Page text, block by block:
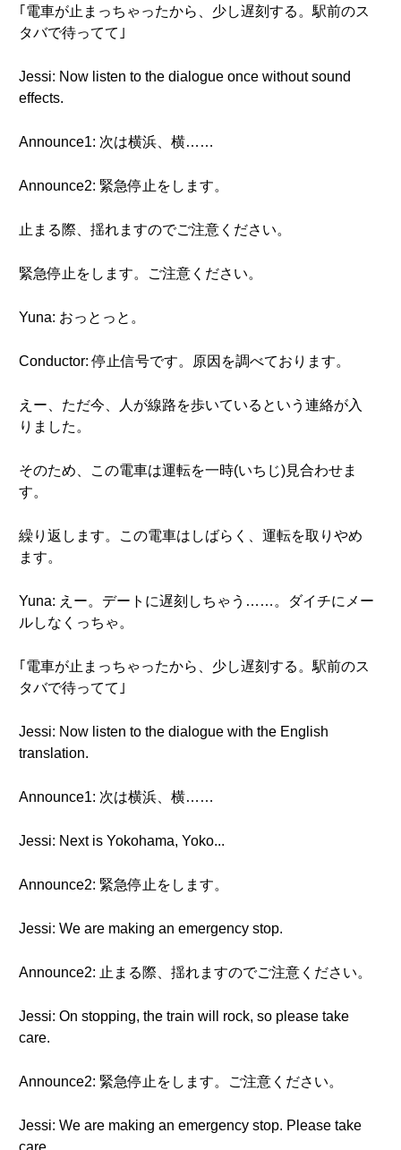
｢電車が止まっちゃったから、少し遅刻する。駅前のス
タバで待ってて｣
Jessi: Now listen to the dialogue once without sound
effects.
Announce1: 次は横浜、横……
Announce2: 緊急停止をします。
止まる際、揺れますのでご注意ください。
緊急停止をします。ご注意ください。
Yuna: おっとっと。
Conductor: 停止信号です。原因を調べております。
えー、ただ今、人が線路を歩いているという連絡が入
りました。
そのため、この電車は運転を一時(いちじ)見合わせま
す。
繰り返します。この電車はしばらく、運転を取りやめ
ます。
Yuna: えー。デートに遅刻しちゃう……。ダイチにメー
ルしなくっちゃ。
｢電車が止まっちゃったから、少し遅刻する。駅前のス
タバで待ってて｣
Jessi: Now listen to the dialogue with the English
translation.
Announce1: 次は横浜、横……
Jessi: Next is Yokohama, Yoko...
Announce2: 緊急停止をします。
Jessi: We are making an emergency stop.
Announce2: 止まる際、揺れますのでご注意ください。
Jessi: On stopping, the train will rock, so please take
care.
Announce2: 緊急停止をします。ご注意ください。
Jessi: We are making an emergency stop. Please take
care.